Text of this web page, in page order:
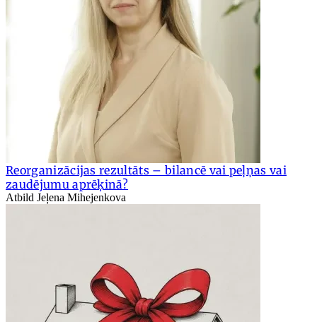
Reorganizācijas rezultāts – bilancē vai peļņas vai
zaudējumu aprēķinā?
Atbild Jeļena Mihejenkova